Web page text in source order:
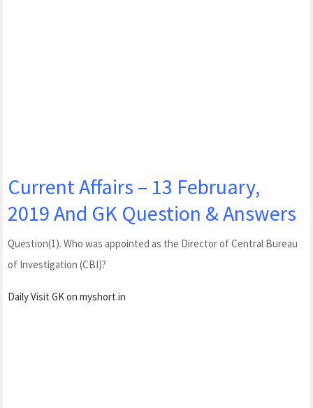
Current Affairs – 13 February,
2019 And GK Question & Answers
Question(1). Who was appointed as the Director of Central Bureau
of Investigation (CBI)?
Daily Visit GK on myshort.in